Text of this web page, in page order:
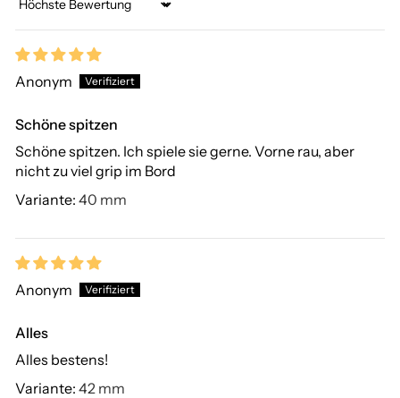
Sort by
Anonym
Schöne spitzen
Schöne spitzen. Ich spiele sie gerne. Vorne rau, aber
nicht zu viel grip im Bord
40 mm
Anonym
Alles
Alles bestens!
42 mm